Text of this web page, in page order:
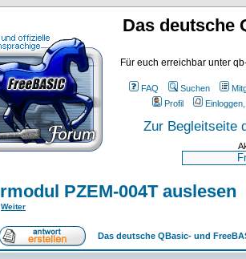
Das deutsche
Für euch erreichbar unter
FAQ Suchen
Profil
Zur Begleitseite
PZEM-004T auslesen
Weiter
Das deutsche QBasic- und